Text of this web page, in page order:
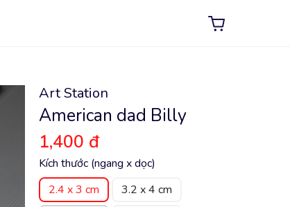
Art Station
American dad Billy
1,400 đ
Kích thước (ngang x dọc)
2.4 x 3 cm
3.2 x 4 cm